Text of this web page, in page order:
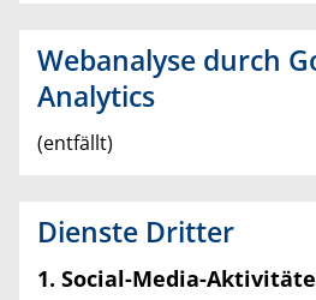
Webanalyse durch
Analytics
(entfällt)
Dienste Dritter
1. Social-Media-